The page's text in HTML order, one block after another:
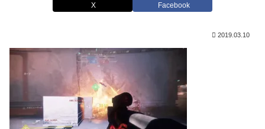
X Facebook
2019.03.10